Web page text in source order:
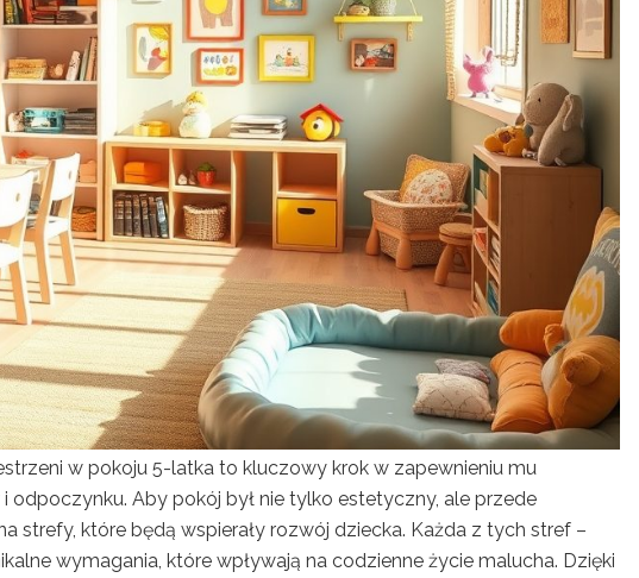
w pokoju 5-latka to kluczowy krok w zapewnieniu mu
odpoczynku. Aby pokój był nie tylko estetyczny, ale przede
strefy, które będą wspierały rozwój dziecka. Każda z tych stref –
wymagania, które wpływają na codzienne życie malucha. Dzięki